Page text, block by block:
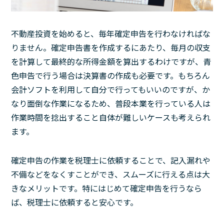
不動産投資を始めると、毎年確定申告を行わなければな
りません。確定申告書を作成するにあたり、毎月の収支
を計算して最終的な所得金額を算出するわけですが、青
色申告で行う場合は決算書の作成も必要です。もちろん
会計ソフトを利用して自分で行ってもいいのですが、か
なり面倒な作業になるため、普段本業を行っている人は
作業時間を捻出すること自体が難しいケースも考えられ
ます。
確定申告の作業を税理士に依頼することで、記入漏れや
不備などをなくすことができ、スムーズに行える点は大
きなメリットです。特にはじめて確定申告を行うなら
ば、税理士に依頼すると安心です。